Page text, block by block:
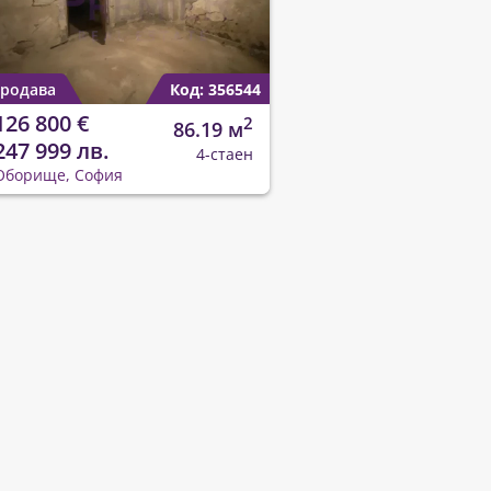
Код: 356544
800 €
999 лв.
86.19 м2
4-стаен
София